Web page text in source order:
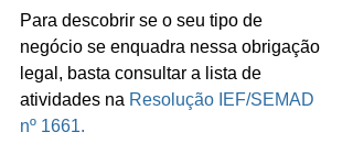
Para descobrir se o seu tipo de
negócio se enquadra nessa obrigação
legal, basta consultar a lista de
atividades na Resolução IEF/SEMAD
nº 1661.